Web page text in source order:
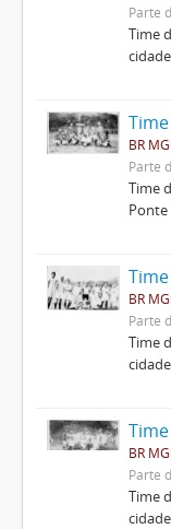
Parte
Time
BR
Parte
Time
Ponte
BR
Parte
Time
BR
Parte
Time